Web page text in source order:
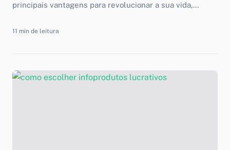
principais vantagens para revolucionar a sua vida,
11 min de leitura